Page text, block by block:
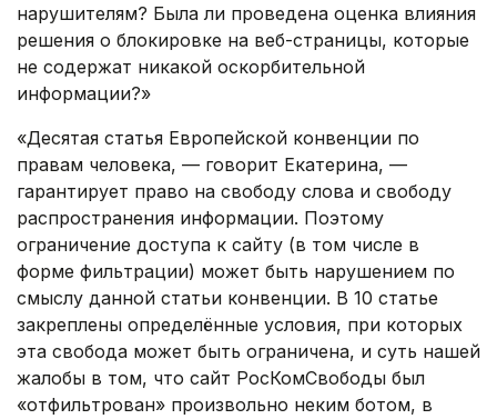
нарушителям? Была ли проведена оценка влияния
решения о блокировке на веб-страницы, которые
не содержат никакой оскорбительной
информации?»
«Десятая статья Европейской конвенции по
правам человека, — говорит Екатерина, —
гарантирует право на свободу слова и свободу
распространения информации. Поэтому
ограничение доступа к сайту (в том числе в
форме фильтрации) может быть нарушением по
смыслу данной статьи конвенции. В 10 статье
закреплены определённые условия, при которых
эта свобода может быть ограничена, и суть нашей
жалобы в том, что сайт РосКомСвободы был
«отфильтрован» произвольно неким ботом, в